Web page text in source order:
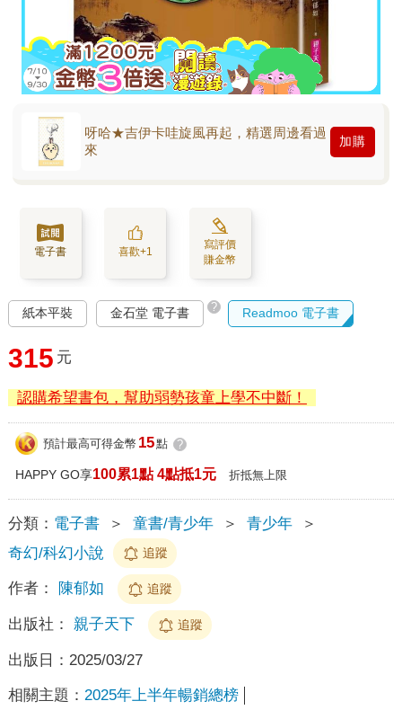
呀哈★吉伊卡哇旋風再起，精選周邊看過
來
加購
電子書 喜歡+1
寫評價
賺金幣
紙本平裝 金石堂 電子書 ? Readmoo 電子書
315 元
認購希望書包，幫助弱勢孩童上學不中斷！
預計最高可得金幣 15點 ?
HAPPY GO享100累1點 4點抵1元 折抵無上限
分類： 電子書 ＞ 童書/青少年 ＞ 青少年
＞
奇幻/科幻小說
追蹤
作者： 陳郁如 追蹤
出版社： 親子天下 追蹤
出版日： 2025/03/27
相關主題： 2025年上半年暢銷總榜